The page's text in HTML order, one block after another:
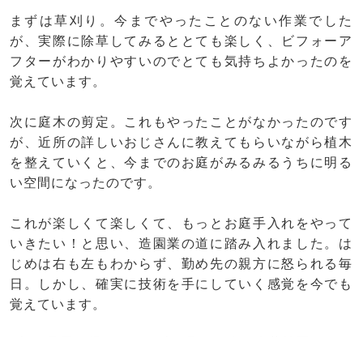
まずは草刈り。今までやったことのない作業でした
が、実際に除草してみるととても楽しく、ビフォーア
フターがわかりやすいのでとても気持ちよかったのを
覚えています。
次に庭木の剪定。これもやったことがなかったのです
が、近所の詳しいおじさんに教えてもらいながら植木
を整えていくと、今までのお庭がみるみるうちに明る
い空間になったのです。
これが楽しくて楽しくて、もっとお庭手入れをやって
いきたい！と思い、造園業の道に踏み入れました。は
じめは右も左もわからず、勤め先の親方に怒られる毎
日。しかし、確実に技術を手にしていく感覚を今でも
覚えています。